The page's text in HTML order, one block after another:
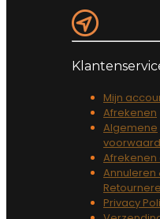
Mijn
Afrekenen
Algemene
Annuleren
Privacy